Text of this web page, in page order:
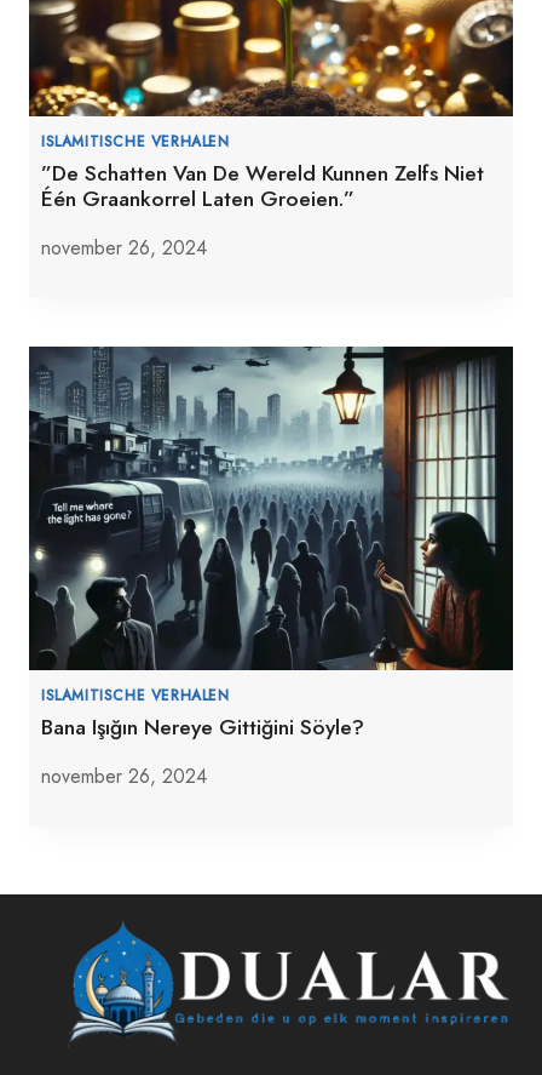
ISLAMITISCHE VERHALEN
”De Schatten Van De Wereld Kunnen Zelfs Niet
Één Graankorrel Laten Groeien.”
november 26, 2024
ISLAMITISCHE VERHALEN
Bana Işığın Nereye Gittiğini Söyle?
november 26, 2024